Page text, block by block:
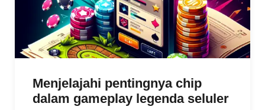
Menjelajahi pentingnya chip
dalam gameplay legenda seluler